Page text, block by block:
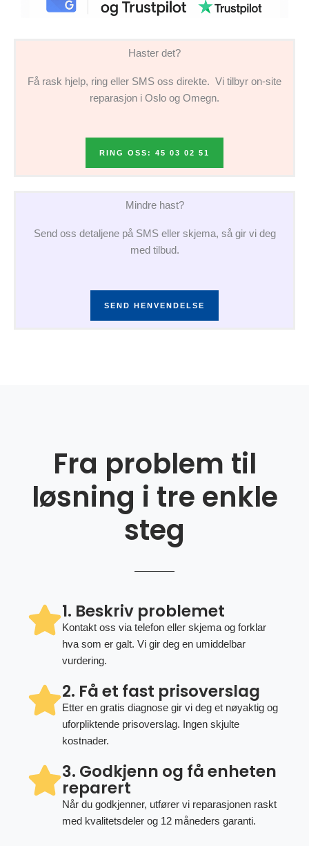
Haster det?
Få rask hjelp, ring eller SMS oss direkte. Vi tilbyr on-site
reparasjon i Oslo og Omegn.
RING OSS: 45 03 02 51
Mindre hast?
Send oss detaljene på SMS eller skjema, så gir vi deg
med tilbud.
SEND HENVENDELSE
Fra problem til
løsning i tre enkle
steg
1. Beskriv problemet
Kontakt oss via telefon eller skjema og forklar
hva som er galt. Vi gir deg en umiddelbar
vurdering.
2. Få et fast prisoverslag
Etter en gratis diagnose gir vi deg et nøyaktig og
uforpliktende prisoverslag. Ingen skjulte
kostnader.
3. Godkjenn og få enheten
reparert
Når du godkjenner, utfører vi reparasjonen raskt
med kvalitetsdeler og 12 måneders garanti.